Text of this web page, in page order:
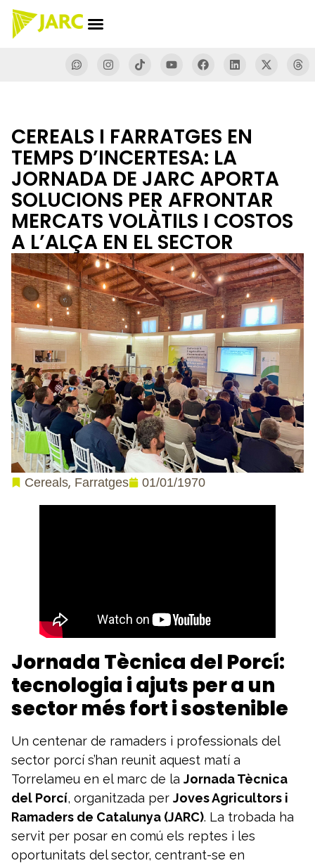
CEREALS I FARRATGES EN
TEMPS D’INCERTESA: LA
JORNADA DE JARC APORTA
SOLUCIONS PER AFRONTAR
MERCATS VOLÀTILS I COSTOS
A L’ALÇA EN EL SECTOR
Cereals, Farratges 01/01/1970
Jornada Tècnica del Porcí:
tecnologia i ajuts per a un
sector més fort i sostenible
Un centenar de ramaders i professionals del
sector porcí s’han reunit aquest matí a
Torrelameu en el marc de la Jornada Tècnica
del Porcí, organitzada per Joves Agricultors i
Ramaders de Catalunya (JARC). La trobada ha
servit per posar en comú els reptes i les
oportunitats del sector, centrant-se en